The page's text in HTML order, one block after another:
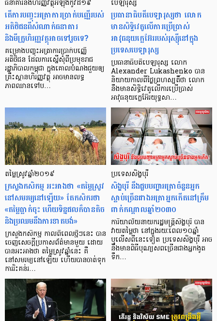
ធនាគារនិងហិរញ្ញវត្ថុអំឡុងកូវីដ១៩
តើការបញ្ចុះអត្រាការប្រាក់បញ្ញើរបស់
អតិថិជនពីសំណាក់ធនាគារ
និងមីក្រូហិរញ្ញវត្ថុអាចទៅរួចទេ?
គម្រោងបញ្ចុះអត្រាការប្រាក់បញ្ញើ
អតិថិជន ដែលការស្នើសុំពីប្រមុខរាជ
រដ្ឋាភិបាលកម្ពុជា ក្នុងគោលបំណងជួយឲ្យ
គ្រឹះស្ថានហិរញ្ញវត្ថុ អាចមានលទ្ធ
ភាពឈានទៅប…
បេឡារុស្ស
ប្រធានាធិបតីបេឡារុស្សថា លោក
មានសិទ្ធិវេតូលើការប្រើប្រាស់
អាវុធនុយក្លេអ៊ែររបស់រុស្ស៊ីនៅក្នុង
ប្រទេសបេឡារុស្ស
ប្រធានាធិបតីបេឡារុស្ស លោក
Alexander Lukashenko បាន
និយាយកាលពីថ្ងៃព្រហស្បតិ៍ថា លោក
នឹងមានសិទ្ធិវេតូលើការប្រើប្រាស់
អាវុធនុយក្លេអ៊ែរយុទ្ធសា…
តម្លៃស្រូវឆ្នាំ២០១៩
ក្រសួងកសិកម្ម អះអាងថា «តម្លៃស្រូវ
នៅសមរម្យនៅឡើយ» តែកសិករថា
«តម្លៃធ្លាក់ចុះ ហើយទិន្នផលក៏បានតិច
និងប្រឈម​នឹងការខាតបង់»
ក្រសួងកសិកម្ម កាលពីពេលថ្មីៗនេះ បាន
ចេញសេចក្ដីប្រកាសព័ត៌មានមួយ ដោយ
បានអះអាងថា តម្លៃស្រូវឆ្នាំនេះ គឺ
នៅសមរម្យនៅឡើយ ហើយបានចាត់ទុក
ការរិះគន់រ…
ប្រទេសសិង្ហបុរី
សិង្ហបុរី នឹងជួបបញ្ហាអត្រាចំនួនអ្នក
ស្លាប់ច្រើនជាងអត្រាអ្នកកើតនៅត្រឹម
ពាក់កណ្ដាលឆ្នាំ២០៣០
ការិយាល័យនាយករដ្ឋមន្ត្រីសិង្ហបុរី បាន
វាយតម្លៃថា នៅក្នុងរយៈពេល១០ឆ្នាំ
ឬលើសពីនេះទៀត ប្រទេសសិង្ហបុរី អាច
នឹងមានពិធីបុណ្យសពច្រើនជាងអ្នកងូត
ទឹក…